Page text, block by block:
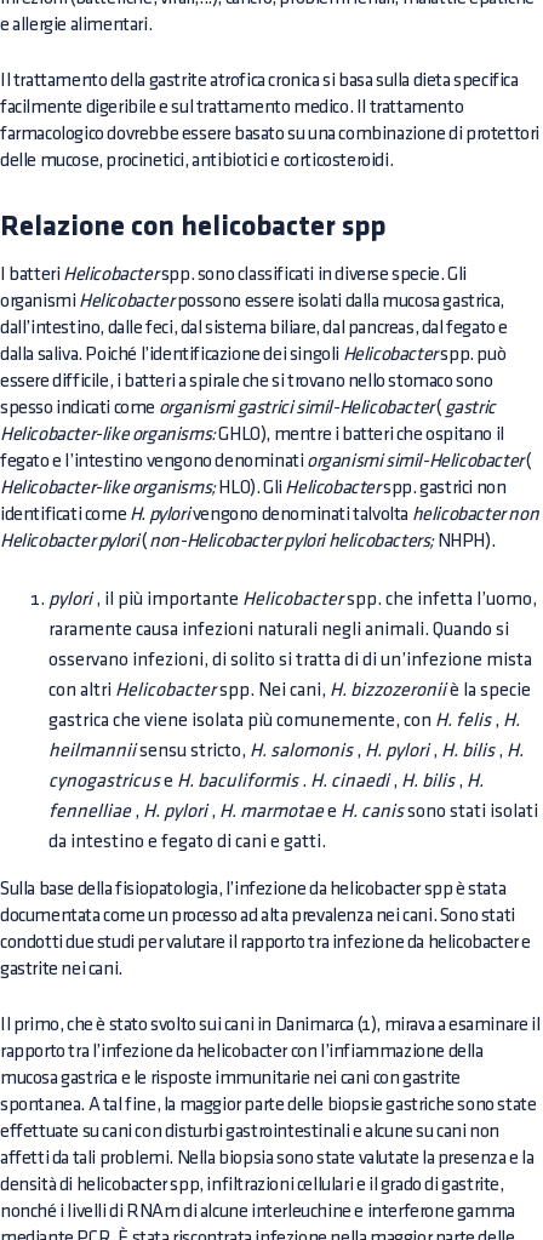
e allergie alimentari.
Il trattamento della gastrite atrofica cronica si basa sulla dieta specifica
facilmente digeribile e sul trattamento medico. Il trattamento
farmacologico dovrebbe essere basato su una combinazione di protettori
delle mucose, procinetici, antibiotici e corticosteroidi.
Relazione con helicobacter spp
I batteri Helicobacterspp. sono classificati in diverse specie. Gli
organismi Helicobacterpossono essere isolati dalla mucosa gastrica,
dall’intestino, dalle feci, dal sistema biliare, dal pancreas, dal fegato e
dalla saliva. Poiché l’identificazione dei singoli Helicobacterspp. può
essere difficile, i batteri a spirale che si trovano nello stomaco sono
spesso indicati come organismi gastrici simil-Helicobacter( gastric
Helicobacter-like organisms:GHLO), mentre i batteri che ospitano il
fegato e l’intestino vengono denominati organismi simil-Helicobacter(
Helicobacter-like organisms;HLO). Gli Helicobacterspp. gastrici non
identificati come H. pylorivengono denominati talvolta helicobacter non
Helicobacter pylori( non-Helicobacter pylori helicobacters;NHPH).
pylori, il più importante Helicobacterspp. che infetta l’uomo,
raramente causa infezioni naturali negli animali. Quando si
osservano infezioni, di solito si tratta di di un’infezione mista
con altri Helicobacterspp. Nei cani, H. bizzozeroniiè la specie
gastrica che viene isolata più comunemente, con H. felis, H.
heilmanniisensu stricto, H. salomonis, H. pylori, H. bilis, H.
cynogastricuse H. baculiformis. H. cinaedi, H. bilis, H.
fennelliae, H. pylori, H. marmotaee H. canissono stati isolati
da intestino e fegato di cani e gatti.
Sulla base della fisiopatologia, l’infezione da helicobacter spp è stata
documentata come un processo ad alta prevalenza nei cani. Sono stati
condotti due studi per valutare il rapporto tra infezione da helicobacter e
gastrite nei cani.
Il primo, che è stato svolto sui cani in Danimarca (1), mirava a esaminare il
rapporto tra l’infezione da helicobacter con l’infiammazione della
mucosa gastrica e le risposte immunitarie nei cani con gastrite
spontanea. A tal fine, la maggior parte delle biopsie gastriche sono state
effettuate su cani con disturbi gastrointestinali e alcune su cani non
affetti da tali problemi. Nella biopsia sono state valutate la presenza e la
densità di helicobacter spp, infiltrazioni cellulari e il grado di gastrite,
nonché i livelli di RNAm di alcune interleuchine e interferone gamma